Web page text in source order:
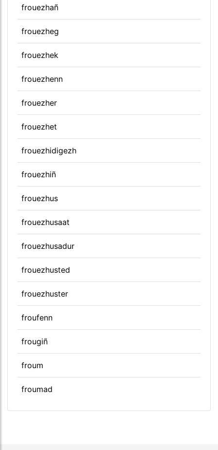
frouezhañ
frouezheg
frouezhek
frouezhenn
frouezher
frouezhet
frouezhidigezh
frouezhiñ
frouezhus
frouezhusaat
frouezhusadur
frouezhusted
frouezhuster
froufenn
frougiñ
froum
froumad